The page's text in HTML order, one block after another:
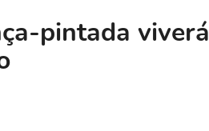
pintada viverá